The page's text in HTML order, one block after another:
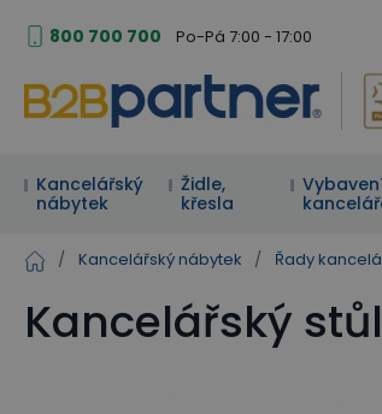
800 700 700 Po-Pá 7:00 - 17:00
Kancelářský
nábytek
Židle,
křesla
/ Kancelářský nábytek / Řady
Kancelářský